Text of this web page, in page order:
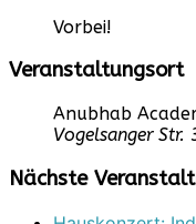
Vorbei!
Veranstaltungsort
Anubhab
Vogelsanger
Nächste